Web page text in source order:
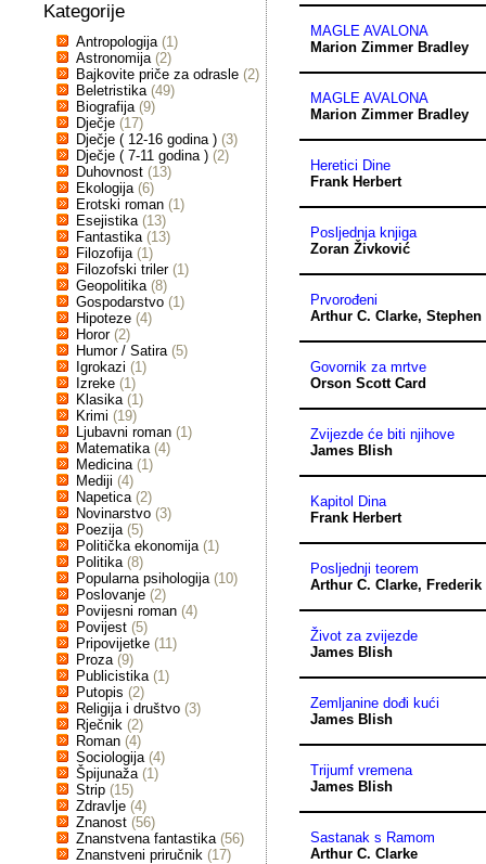
Kategorije
Antropologija (1)
Astronomija (2)
Bajkovite priče za odrasle (2)
Beletristika (49)
Biografija (9)
Dječje (17)
Dječje ( 12-16 godina ) (3)
Dječje ( 7-11 godina ) (2)
Duhovnost (13)
Ekologija (6)
Erotski roman (1)
Esejistika (13)
Fantastika (13)
Filozofija (1)
Filozofski triler (1)
Geopolitika (8)
Gospodarstvo (1)
Hipoteze (4)
Horor (2)
Humor / Satira (5)
Igrokazi (1)
Izreke (1)
Klasika (1)
Krimi (19)
Ljubavni roman (1)
Matematika (4)
Medicina (1)
Mediji (4)
Napetica (2)
Novinarstvo (3)
Poezija (5)
Politička ekonomija (1)
Politika (8)
Popularna psihologija (10)
Poslovanje (2)
Povijesni roman (4)
Povijest (5)
Pripovijetke (11)
Proza (9)
Publicistika (1)
Putopis (2)
Religija i društvo (3)
Rječnik (2)
Roman (4)
Sociologija (4)
Špijunaža (1)
Strip (15)
Zdravlje (4)
Znanost (56)
Znanstvena fantastika (56)
Znanstveni priručnik (17)
MAGLE AVALONA
Marion Zimmer Bradley
MAGLE AVALONA
Marion Zimmer Bradley
Heretici Dine
Frank Herbert
Posljednja knjiga
Zoran Živković
Prvorođeni
Arthur C. Clarke,Stephen
Govornik za mrtve
Orson Scott Card
Zvijezde će biti njihove
James Blish
Kapitol Dina
Frank Herbert
Posljednji teorem
Arthur C. Clarke,
Život za zvijezde
James Blish
Zemljanine dođi kući
James Blish
Trijumf vremena
James Blish
Sastanak s Ramom
Arthur C. Clarke